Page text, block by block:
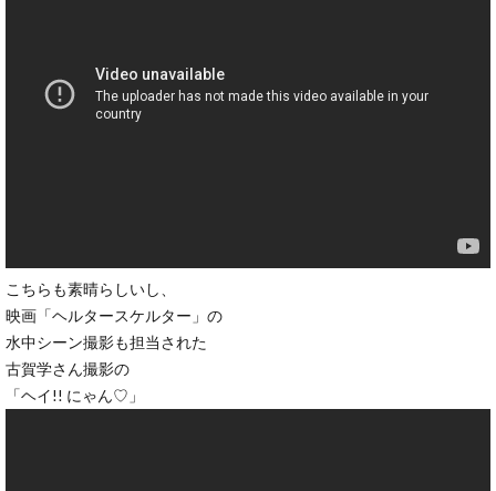
こちらも素晴らしいし、
映画「ヘルタースケルター」の
水中シーン撮影も担当された
古賀学さん撮影の
「ヘイ!! にゃん♡」